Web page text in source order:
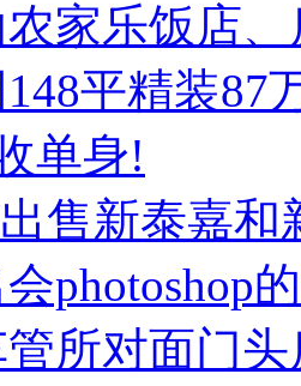
家乐饭店
平精装87
单身!
售新泰嘉
photoshop
所对面门